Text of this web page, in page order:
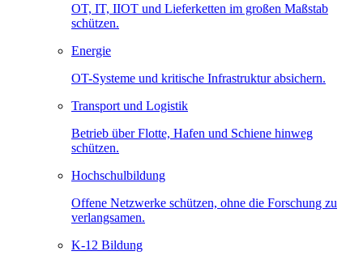
OT, IT, IIOT und Lieferketten im großen Maßstab
schützen.
Energie
OT-Systeme und kritische Infrastruktur absichern.
Transport und Logistik
Betrieb über Flotte, Hafen und Schiene hinweg
schützen.
Hochschulbildung
Offene Netzwerke schützen, ohne die Forschung zu
verlangsamen.
K-12 Bildung